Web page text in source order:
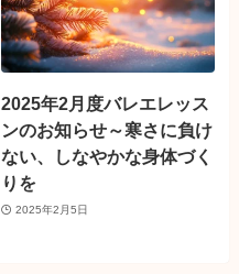
2025年2月度バレエレッス
ンのお知らせ～寒さに負け
ない、しなやかな身体づく
りを
2025年2月5日